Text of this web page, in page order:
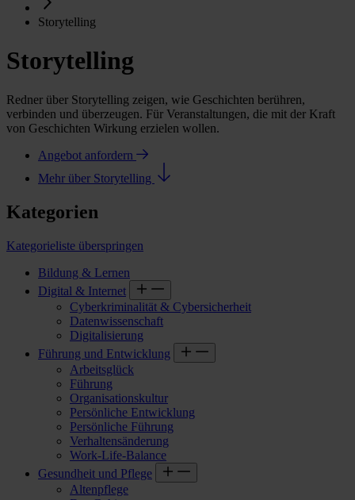
Storytelling
Storytelling
Redner über Storytelling zeigen, wie Geschichten berühren,
verbinden und überzeugen. Für Veranstaltungen, die mit der Kraft
von Geschichten Wirkung erzielen wollen.
Angebot anfordern
Mehr über Storytelling
Kategorien
Kategorieliste überspringen
Bildung & Lernen
Digital & Internet
Cyberkriminalität & Cybersicherheit
Datenwissenschaft
Digitalisierung
Führung und Entwicklung
Arbeitsglück
Führung
Organisationskultur
Persönliche Entwicklung
Persönliche Führung
Verhaltensänderung
Work-Life-Balance
Gesundheit und Pflege
Altenpflege